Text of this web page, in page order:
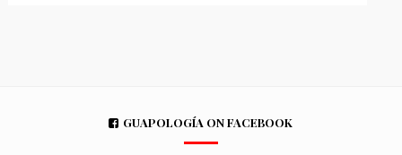
GUAPOLOGÍA ON FACEBOOK